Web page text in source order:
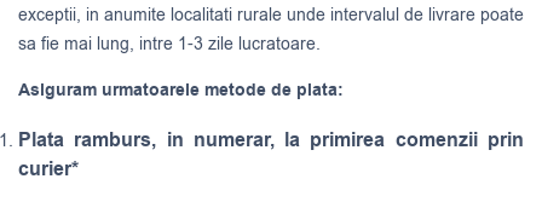
exceptii, in anumite localitati rurale unde intervalul de livrare poate
sa fie mai lung, intre 1-3 zile lucratoare.
Asiguram urmatoarele metode de plata:
Plata ramburs, in numerar, la primirea comenzii prin
curier*